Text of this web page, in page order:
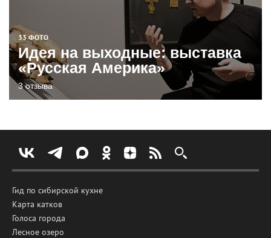
33 ФОТО
Идея на выходные: выставка
«Русская Америка»
3 отзыва
Гид по сибирской кухне
Карта катков
Голоса города
Лесное озеро